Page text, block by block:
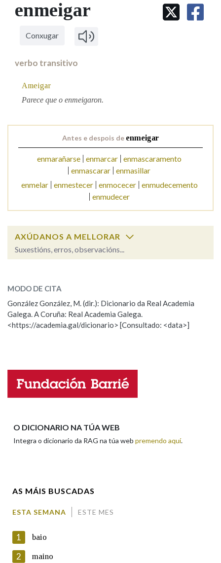
IDENTIDADE CORPORATIVA
MARCIAL DEL ADALID
FIGURAS HOMENAXEADAS
Facebook
TwitterYoutubeInstagram
Bluesky
BUSCAR NOS LEMAS
Comeza por
Nos exemplos
Na fraseoloxía
OUTRAS OPCIÓNS DE BUSCA
Marcas gramaticais
enmeigar
Conxugar
verbo transitivo
Ameigar
Parece que o enmeigaron.
Antes e despois de enmeigar
enmarañarse enmarcar enmascaramento
enmascarar enmasillar
enmelar
enmestecer enmocecer
enmudecemento
enmudecer
AXÚDANOS A MELLORAR
Suxestións, erros, observacións...
ESCOLLE UNHA OPCIÓN:
Observación Hai un erro na palabra
Propoño mellorar a definición
Nome
MODO DE CITA
González González, M. (dir.): Dicionario da Real Academia
Galega. A Coruña: Real Academia Galega.
<https://academia.gal/dicionario> [Consultado: <data>]
O DICIONARIO NA TÚA WEB
Integra o dicionario da RAG na túa web premendo aquí.
AS MÁIS BUSCADAS
ESTA SEMANA ESTE MES
1 baio
2 maino